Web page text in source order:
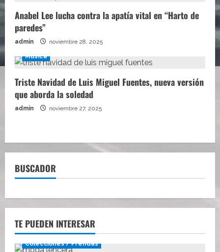
Anabel Lee lucha contra la apatía vital en “Harto de
paredes”
admin noviembre 28, 2025
Música
Triste Navidad de Luis Miguel Fuentes, nueva versión
que aborda la soledad
admin noviembre 27, 2025
BUSCADOR
TE PUEDEN INTERESAR
Colecciones / Prendas